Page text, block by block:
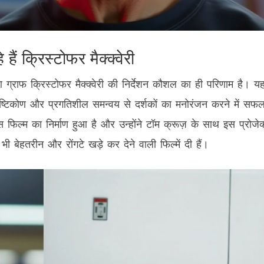
क्रिस्टोफर मैक्क्वेरी
क्रिस्टोफर मैक्क्वेरी की निर्देशन कौशल का ही परिणाम है।
और प्रगतिशील समन्वय से दर्शकों का मनोरंजन करने में
फिल्म का निर्माण हुआ है और उन्होंने टॉम क्रूज़ के साथ इस
बेहतरीन और रोंगटे खड़े कर देने वाली फिल्में दी हैं।